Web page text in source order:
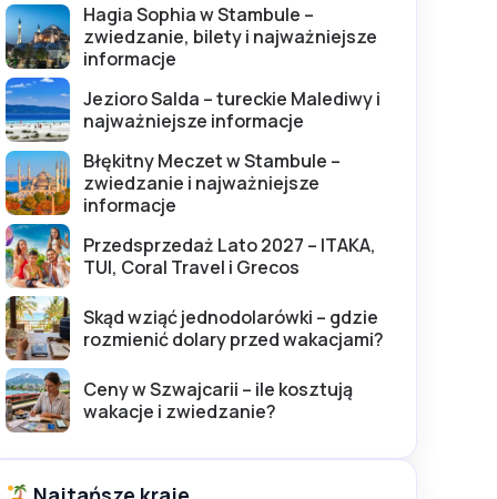
Hagia Sophia w Stambule –
zwiedzanie, bilety i najważniejsze
informacje
Jezioro Salda – tureckie Malediwy i
najważniejsze informacje
Błękitny Meczet w Stambule –
zwiedzanie i najważniejsze
informacje
Przedsprzedaż Lato 2027 – ITAKA,
TUI, Coral Travel i Grecos
Skąd wziąć jednodolarówki – gdzie
rozmienić dolary przed wakacjami?
Ceny w Szwajcarii – ile kosztują
wakacje i zwiedzanie?